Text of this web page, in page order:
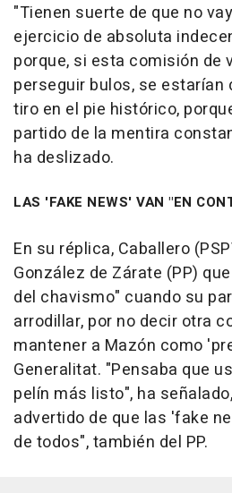
"Tienen suerte de que no
ejercicio de absoluta
porque, si esta comisión de
perseguir bulos, se estarían
tiro en el pie histórico,
partido de la mentira
ha deslizado.
LAS 'FAKE NEWS' VAN "EN
En su réplica, Caballero
González de Zárate (PP)
del chavismo" cuando su
arrodillar, por no decir otra
mantener a Mazón como
Generalitat. "Pensaba que
pelín más listo", ha
advertido de que las 'fake
de todos", también del PP.